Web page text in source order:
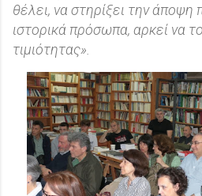
θέλει, να στηρίξει την άποψη
ιστορικά πρόσωπα, αρκεί να
τιμιότητας».